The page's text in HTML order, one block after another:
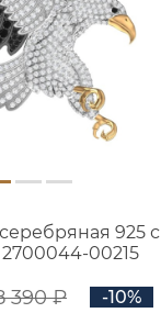
925 с
00215
390 ₽
-10%